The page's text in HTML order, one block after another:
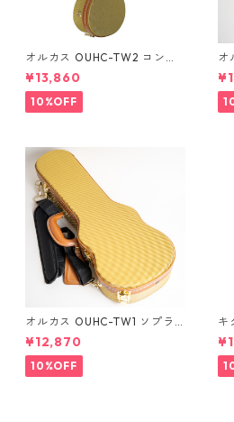
オルカス OUHC-TW2 コンサ
ートウクレレ用ハードケース
¥13,860
10%OFF
オ
ー
オルカス OUHC-TW1 ソプラ
ノウクレレ用ハードケース
¥12,870
10%OFF
キ
用